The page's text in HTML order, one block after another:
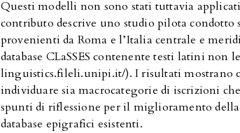
Questi modelli non sono stati tuttavia
contributo descrive uno studio pilota condotto
provenienti da Roma e l’Italia centrale e
database CLaSSES contenente testi latini
linguistics.fileli.unipi.it/). I risultati mostrano
individuare sia macrocategorie di iscrizioni
spunti di riflessione per il miglioramento
database epigrafici esistenti.